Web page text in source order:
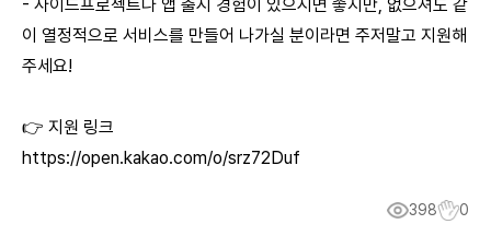
- 사이드프로젝트나 앱 출시 경험이 있으시면 좋지만, 없으셔도 같
이 열정적으로 서비스를 만들어 나가실 분이라면 주저말고 지원해
주세요!
👉 지원 링크
https://open.kakao.com/o/srz72Duf
398 0